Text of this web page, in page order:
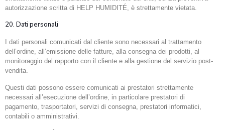
autorizzazione scritta di HELP HUMIDITÉ, è strettamente vietata.
20. Dati personali
I dati personali comunicati dal cliente sono necessari al trattamento
dell’ordine, all’emissione delle fatture, alla consegna dei prodotti, al
monitoraggio del rapporto con il cliente e alla gestione del servizio post-
vendita.
Questi dati possono essere comunicati ai prestatori strettamente
necessari all’esecuzione dell’ordine, in particolare prestatori di
pagamento, trasportatori, servizi di consegna, prestatori informatici,
contabili o amministrativi.